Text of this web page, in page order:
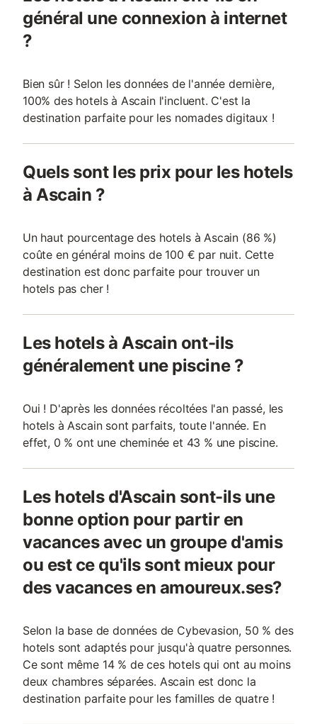
général une connexion à internet
?
Bien sûr ! Selon les données de l'année dernière,
100% des hotels à Ascain l'incluent. C'est la
destination parfaite pour les nomades digitaux !
Quels sont les prix pour les hotels
à Ascain ?
Un haut pourcentage des hotels à Ascain (86 %)
coûte en général moins de 100 € par nuit. Cette
destination est donc parfaite pour trouver un
hotels pas cher !
Les hotels à Ascain ont-ils
généralement une piscine ?
Oui ! D'après les données récoltées l'an passé, les
hotels à Ascain sont parfaits, toute l'année. En
effet, 0 % ont une cheminée et 43 % une piscine.
Les hotels d'Ascain sont-ils une
bonne option pour partir en
vacances avec un groupe d'amis
ou est ce qu'ils sont mieux pour
des vacances en amoureux.ses?
Selon la base de données de Cybevasion, 50 % des
hotels sont adaptés pour jusqu'à quatre personnes.
Ce sont même 14 % de ces hotels qui ont au moins
deux chambres séparées. Ascain est donc la
destination parfaite pour les familles de quatre !